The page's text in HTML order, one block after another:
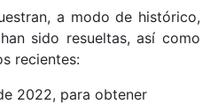
a modo de histórico,
sido resueltas, así como
recientes:
2022, para obtener